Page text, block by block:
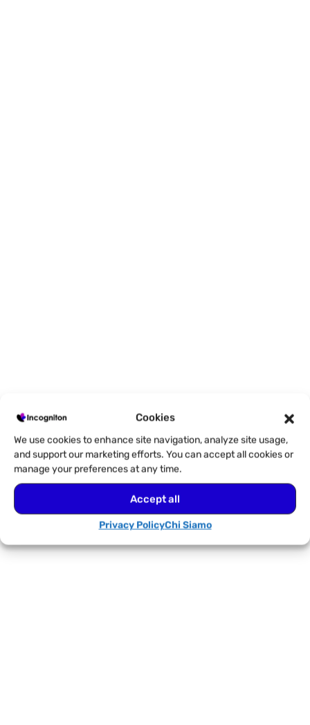
Cookies
We use cookies to enhance site navigation, analyze site usage,
and support our marketing efforts. You can accept all cookies or
manage your preferences at any time.
Accept all
Privacy PolicyChi Siamo